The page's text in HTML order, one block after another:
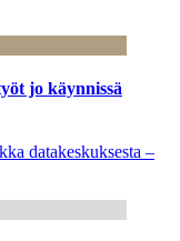
jo käynnissä
datakeskuksesta –